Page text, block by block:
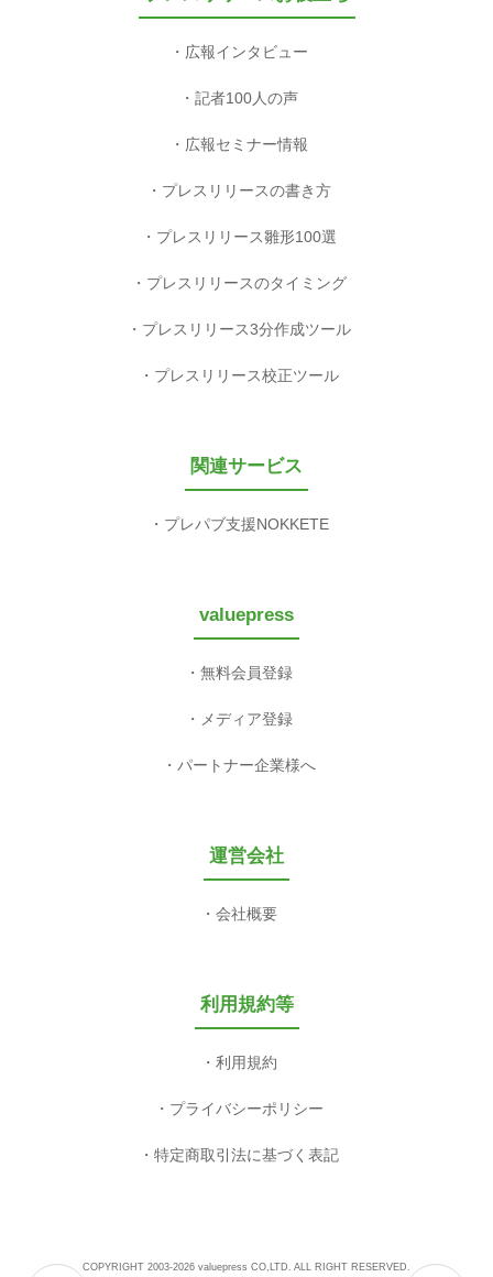
広報インタビュー
記者100人の声
広報セミナー情報
プレスリリースの書き方
プレスリリース雛形100選
プレスリリースのタイミング
プレスリリース3分作成ツール
プレスリリース校正ツール
関連サービス
プレパブ支援NOKKETE
valuepress
無料会員登録
メディア登録
パートナー企業様へ
運営会社
会社概要
利用規約等
利用規約
プライバシーポリシー
特定商取引法に基づく表記
COPYRIGHT 2003-2026 valuepress CO,LTD. ALL RIGHT RESERVED.